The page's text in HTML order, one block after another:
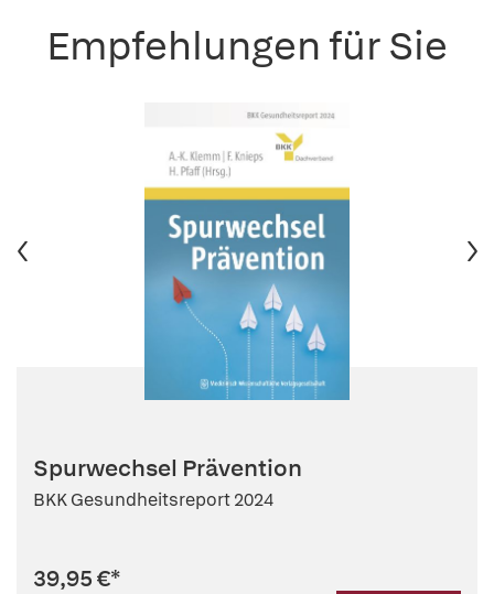
Empfehlungen für Sie
Spurwechsel Prävention
BKK Gesundheitsreport 2024
39,95 €*